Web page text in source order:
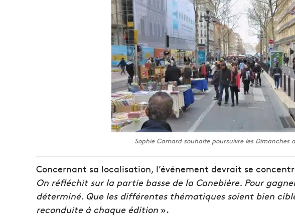
Sophie Camard souhaite poursuivre les Dimanches
Concernant sa localisation, l’événement devrait se
On réfléchit sur la partie basse de la Canebière. Pour
déterminé. Que les différentes thématiques soient bien
reconduite à chaque édition ».